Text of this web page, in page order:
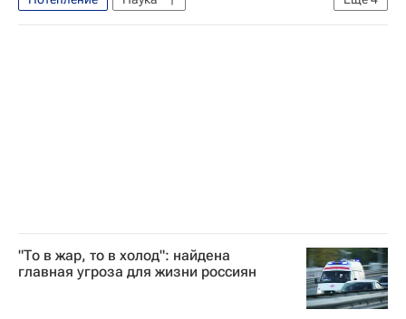
Глобальное потепление
Климат
"То в жар, то в холод": найдена
главная угроза для жизни россиян